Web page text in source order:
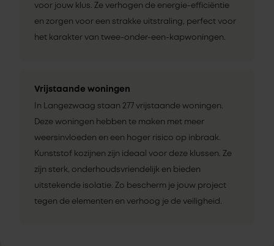
voor jouw klus. Ze verhogen de energie-efficiëntie
en zorgen voor een strakke uitstraling, perfect voor
het karakter van twee-onder-een-kapwoningen.
Vrijstaande woningen
In Langezwaag staan 277 vrijstaande woningen.
Deze woningen hebben te maken met meer
weersinvloeden en een hoger risico op inbraak.
Kunststof kozijnen zijn ideaal voor deze klussen. Ze
zijn sterk, onderhoudsvriendelijk en bieden
uitstekende isolatie. Zo bescherm je jouw project
tegen de elementen en verhoog je de veiligheid.